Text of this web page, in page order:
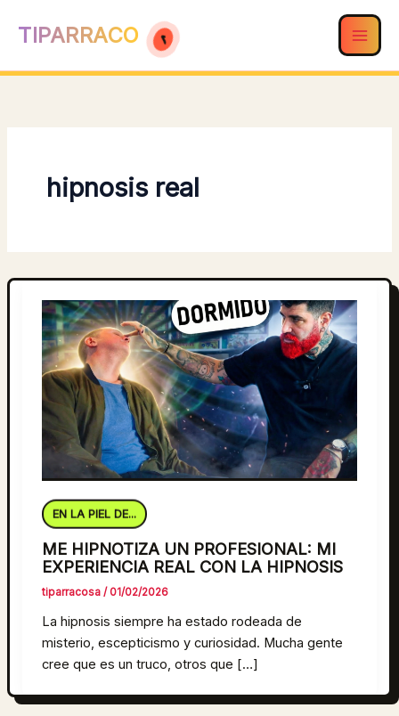
TIPARRACO
hipnosis real
EN LA PIEL DE...
ME HIPNOTIZA UN PROFESIONAL: MI
EXPERIENCIA REAL CON LA HIPNOSIS
tiparracosa/ 01/02/2026
La hipnosis siempre ha estado rodeada de
misterio, escepticismo y curiosidad. Mucha gente
cree que es un truco, otros que […]